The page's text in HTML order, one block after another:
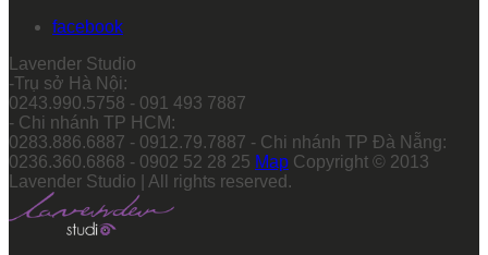
facebook
Lavender Studio
-Trụ sở Hà Nội:
0243.990.5758 - 091 493 7887
- Chi nhánh TP HCM:
0283.886.6887 - 0912.79.7887 - Chi nhánh TP Đà Nẵng:
0236.360.6868 - 0902 52 28 25 Map Copyright © 2013
Lavender Studio | All rights reserved.